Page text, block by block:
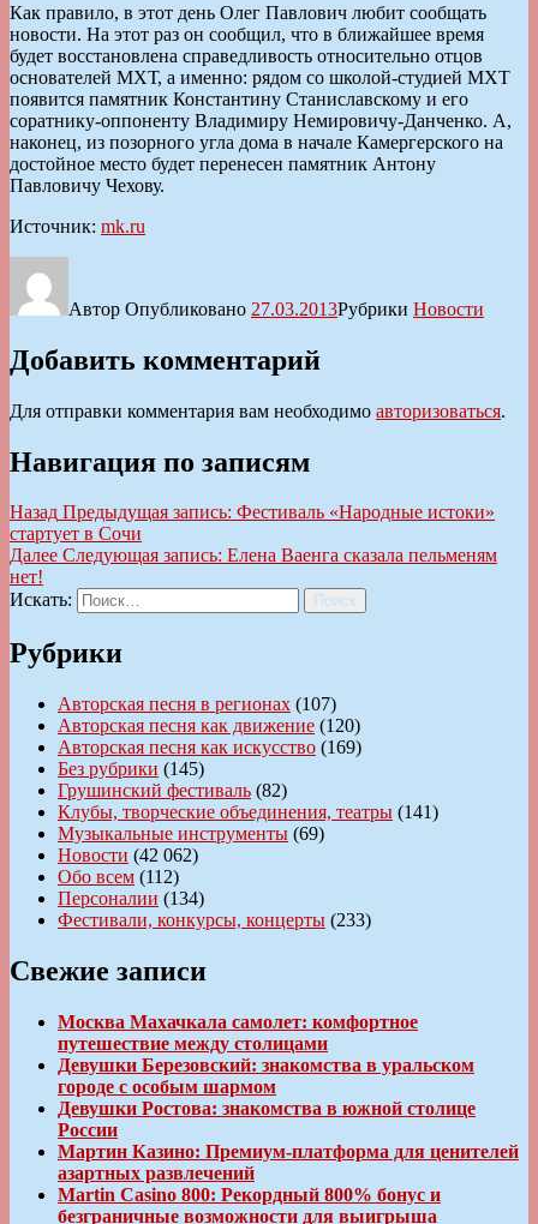
Как правило, в этот день Олег Павлович любит сообщать
новости. На этот раз он сообщил, что в ближайшее время
будет восстановлена справедливость относительно отцов
основателей МХТ, а именно: рядом со школой-студией МХТ
появится памятник Константину Станиславскому и его
соратнику-оппоненту Владимиру Немировичу-Данченко. А,
наконец, из позорного угла дома в начале Камергерского на
достойное место будет перенесен памятник Антону
Павловичу Чехову.
Источник: mk.ru
Автор Опубликовано 27.03.2013Рубрики Новости
Добавить комментарий
Для отправки комментария вам необходимо авторизоваться.
Навигация по записям
Назад Предыдущая запись: Фестиваль «Народные истоки»
стартует в Сочи
Далее Следующая запись: Елена Ваенга сказала пельменям
нет!
Искать:
Поиск
Рубрики
Авторская песня в регионах (107)
Авторская песня как движение (120)
Авторская песня как искусство (169)
Без рубрики (145)
Грушинский фестиваль (82)
Клубы, творческие объединения, театры (141)
Музыкальные инструменты (69)
Новости (42 062)
Обо всем (112)
Персоналии (134)
Фестивали, конкурсы, концерты (233)
Свежие записи
Москва Махачкала самолет: комфортное
путешествие между столицами
Девушки Березовский: знакомства в уральском
городе с особым шармом
Девушки Ростова: знакомства в южной столице
России
Мартин Казино: Премиум-платформа для ценителей
азартных развлечений
Martin Casino 800: Рекордный 800% бонус и
безграничные возможности для выигрыша